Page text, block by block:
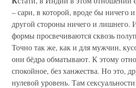
– сари, в которой, вроде бы ничего
другой стороны ничего и лишнего.
формы просвечиваются сквозь
Точно так же, как и для мужчин,
они бёдра обматывают. К этому
спокойное, без ханжества. Но это,
нулевой уровень. Там